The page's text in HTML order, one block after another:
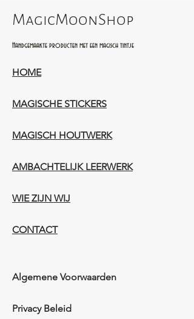
MagicMoonShop
Handgemaakte producten met een magisch tintje
HOME
MAGISCHE STICKERS
MAGISCH HOUTWERK
AMBACHTELIJK LEERWERK​
WIE ZIJN WIJ​​
CONTACT
Algemene Voorwaarden
Privacy Beleid